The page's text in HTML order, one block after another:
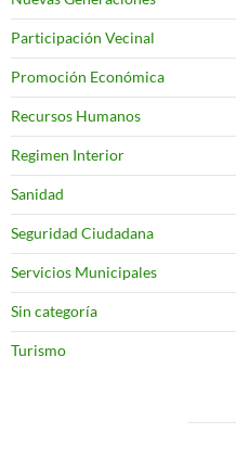
Participación Vecinal
Promoción Económica
Recursos Humanos
Regimen Interior
Sanidad
Seguridad Ciudadana
Servicios Municipales
Sin categoría
Turismo